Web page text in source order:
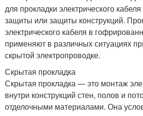
для прокладки электрического
защиты или защиты конструкций.
электрического кабеля в
применяют в различных ситуациях
скрытой электропроводке.
Скрытая прокладка
Скрытая прокладка — это монтаж
внутри конструкций стен, полов и
отделочными материалами. Она